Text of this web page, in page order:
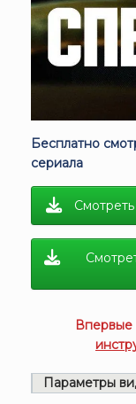
Бесплатно
сериала
Впервые
Параметры